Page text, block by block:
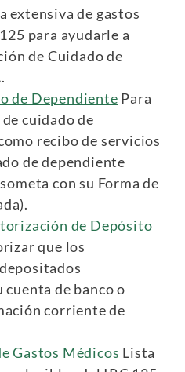
extensiva de gastos
para ayudarle a
de Cuidado de
de Dependiente Para
cuidado de
recibo de servicios
de dependiente
con su Forma de
de Depósito
que los
de banco o
corriente de
Gastos Médicos Lista